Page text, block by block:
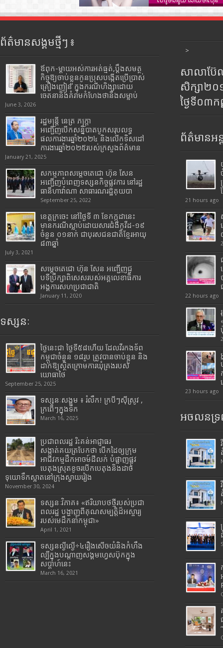
ព័ត៌មានសង្គមថ្មីៗ ៖
ឪពុក-ម្ដាយអស់ការអត់ធ្មត់,ប្ដឹងសមត្ថ
កិច្ចឱ្យចាប់ខ្លួនកូនប្រុសបង្កើតប្រើប្រាស់
គ្រឿងញៀន ក្នុងករណីហិង្សាដោយ
ចេតនានិងគំរាមកំហែងថានឹងសម្លាប់
June 3, 2026
រដ្ឋមន្រ្តី​ នេត្រ​ ភក្ត្រា​
អញ្ជើញបើកសន្និបាតបូកសរុបលទ្ធ
ផលការងារឆ្នាំ២០២៤ និងលើកទិសដៅ
ការងារឆ្នាំ២០២៥របស់​ក្រសួង​ព័ត៌មាន​
January 21, 2025
សកម្មភាពសម្តេចតេជោ ហ៊ុន សែន
អញ្ជើញបំពេញទស្សនកិច្ចផ្លូវការ នៅរដ្ឋ
ធានីហាវ៉ាណា សាធារណរដ្ឋគុយបា
September 25, 2022
ខេត្តក្រចេះ នៅថ្ងៃទី ៣ ខែកក្កដានេះ
មានករណីស្លាប់ដោយសារជំងឺកូវីដ-១៩
ចំនួន ០១នាក់ ជាបុរសជនជាតិខ្មែរអាយុ
៨៣ឆ្នាំ
July 3, 2021
សម្តេចតេជោ ហ៊ុន សែន អញ្ជើញជួ
បទីប្រឹក្សាពិសេសរបស់អគ្គលេខាធិការ
អង្គការសហប្រជាជាតិ
January 11, 2020
ទស្សនៈ
ថ្ងៃនេះជា ថ្ងៃទី៥៨ហើយ ដែលវីរកងទ័ព
កម្ពុជាចំនួន ១៨រូប ត្រូវបានចាប់ខ្លួន និង
ដាក់ឱ្យស្ថិតក្រោមការឃុំគ្រងរបស់
យោធាថៃ
September 25, 2025
ទស្សនៈសង្គម ៖ រំលឹក! ក្របីៗស៊ីស្រូវ ,
ក្រពើៗក្នុងទឹក
March 16, 2025
ប្រជាពលរដ្ឋ រិះគន់អាជ្ញាធរ
សង្កាត់គយត្របែកថា បើកដៃឲ្យក្រុម
អាជីវកម្មដឹកអាចម៍ដីលក់ បំផ្លាញផ្លូវ
បេតុងស្រុតខូចរបើកបេតុងនិងដាច់
ទុយោទឹកស្អាតនៅក្រុងស្វាយរៀង
November 30, 2024
ទស្សនៈវិភាគ៖ «ឥរិយាបថថ្មីរបស់ប្រជា
ពលរដ្ឋ បង្ហាញពីគុណសម្បត្តិដ៏អស្ចារ្យ
របស់មេដឹកនាំកម្ពុជា»
April 1, 2021
ទស្សនល្ងីល្ងើ÷៤រឿងសើចយំនិងកំហឹង
ល្បីក្នុងបណ្តាញសង្គមហ្វេសប៊ុកក្នុង
សប្តាហ៍នេះ
March 16, 2021
>
សាលាប៊ែ
សិក្សា២
ថ្ងៃទី០៣
ព័ត៌មានអន្
21 hours ago
22 hours ago
23 hours ago
អចលនទ្រ